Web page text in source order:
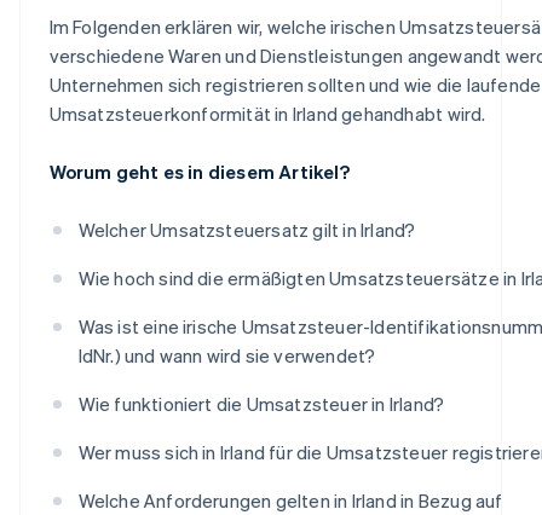
Im Folgenden erklären wir, welche irischen
verschiedene Waren und Dienstleistungen angewandt
Unternehmen sich registrieren sollten und wie die laufende
Umsatzsteuerkonformität in Irland gehandhabt wird.
Worum geht es in diesem Artikel?
Welcher Umsatzsteuersatz gilt in Irland?
Wie hoch sind die ermäßigten Umsatzsteuersätze in
Was ist eine irische Umsatzsteuer-
IdNr.) und wann wird sie verwendet?
Wie funktioniert die Umsatzsteuer in Irland?
Wer muss sich in Irland für die Umsatzsteuer
Welche Anforderungen gelten in Irland in Bezug auf